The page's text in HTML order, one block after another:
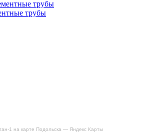
1 на карте Подольска — Яндекс Карты
трубы